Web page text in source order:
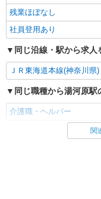
残業ほぼなし
社員登用あり
同じ沿線・駅から求人
ＪＲ東海道本線(神奈川県)
同じ職種から湯河原駅
介護職・ヘルパー
同じ雇用形態から湯関